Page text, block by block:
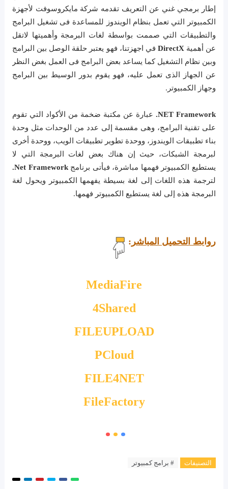
إطار برمجي غني عن التعريف تقدمه شركة مايكروسوفت لأجهزة
الكمبيوتر التي تعمل بنظام الويندوز للمساعدة فى تشغيل البرامج
والتطبيقات التي صممت بواسطة لغات البرمجة وأهميتها لاتقل
عن أهمية DirectX في اجهزتنا، فهو يعتبر حلقة الوصل بين البرامج
وبين نظام التشغيل كما يساعد بعض البرامج فى العمل بغض النظر
عن الجهاز الذى تعمل عليه، فهو يقوم بدور الوسيط بين البرامج
وجهاز الكمبيوتر.
NET Framework. عبارة عن مكتبة ضخمة من الأكواد التي تقوم
على تقنية البرامج، وهى مقسمة إلى عدد من الوحدات مثل وحدة
بناء تطبيقات الويندوز، ووحدة تطوير تطبيقات الويب، ووحدة أخرى
لبرمجة الشبكات، حيث إن هناك بعض لغات البرمجة التي لا
يستطيع الكمبيوتر فهمها مباشرة، فيأتى برنامجNet Framework.
لترجمة هذه اللغات إلى لغة بسيطة يفهمها الكمبيوتر ويحول لغة
البرمجة هذه إلى لغة يستطيع الكمبيوتر فهمها.
روابط التحميل المباشر :
MediaFire
4Shared
FILEUPLOAD
PCloud
FILE4NET
FileFactory
التصنيفات # برامج كمبيوتر